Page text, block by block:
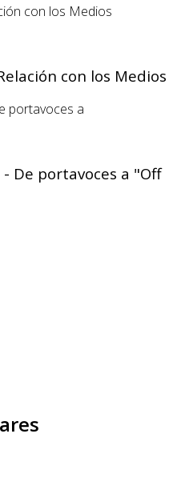
con los Medios
De portavoces a "Off